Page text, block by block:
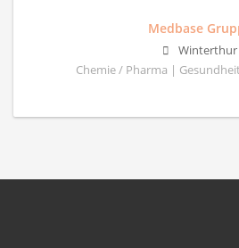
Medbase
Winterthur
Chemie / Pharma |